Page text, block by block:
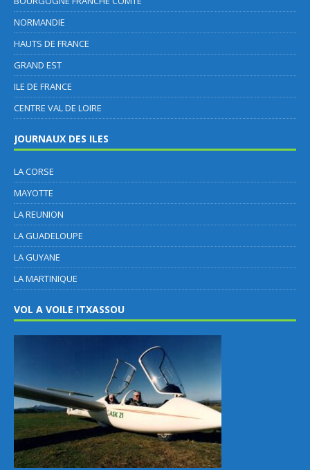
NORMANDIE
HAUTS DE FRANCE
GRAND EST
ILE DE FRANCE
CENTRE VAL DE LOIRE
JOURNAUX DES ILES
LA CORSE
MAYOTTE
LA REUNION
LA GUADELOUPE
LA GUYANE
LA MARTINIQUE
VOL A VOILE ITXASSOU